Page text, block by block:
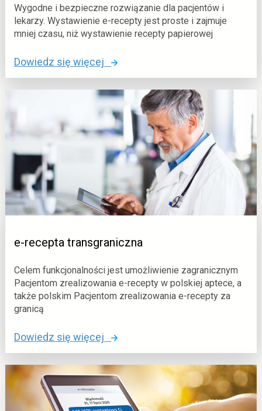
u
o
a
e
-
k
a
r
t
u
r
o
z
ń
(
y
m
z
a
Wygodne i bezpieczne rozwiązanie dla pacjentów i
lekarzy. Wystawienie e-recepty jest proste i zajmuje
mniej czasu, niż wystawienie recepty papierowej
Dowiedz się więcej
o
:
e
-
r
e
c
e
t
a
e-recepta transgraniczna
Celem funkcjonalności jest umożliwienie zagranicznym
Pacjentom zrealizowania e-recepty w polskiej aptece, a
także polskim Pacjentom zrealizowania e-recepty za
granicą
Dowiedz się więcej
o
:
e
-